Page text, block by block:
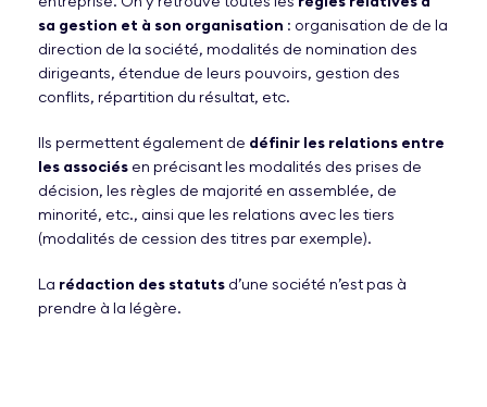
sa gestion et à son organisation : organisation de de la
direction de la société, modalités de nomination des
dirigeants, étendue de leurs pouvoirs, gestion des
conflits, répartition du résultat, etc.
Ils permettent également de définir les relations entre
les associés en précisant les modalités des prises de
décision, les règles de majorité en assemblée, de
minorité, etc., ainsi que les relations avec les tiers
(modalités de cession des titres par exemple).
La rédaction des statuts d’une société n’est pas à
prendre à la légère.